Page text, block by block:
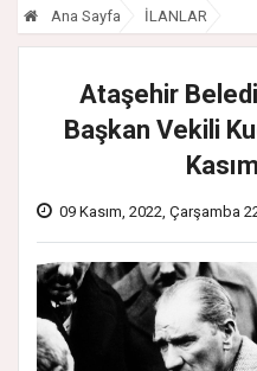
Ana Sayfa İLANLAR
Ataşehir
Başkan Vekili
09 Kasım, 2022, Çarşamba